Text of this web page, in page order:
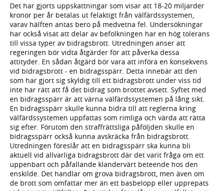
Det har gjorts uppskattningar som visar att 18-20 miljarder
kronor per år betalas ut felaktigt från välfärdssystemen,
varav hälften antas bero på medvetna fel. Undersökningar
har också visat att delar av befolkningen har en hög tolerans
till vissa typer av bidragsbrott. Utredningen anser att
regeringen bör vidta åtgärder för att påverka dessa
attityder. En sådan åtgärd bör vara att införa en konsekvens
vid bidragsbrott - en bidragsspärr. Detta innebär att den
som har gjort sig skyldig till ett bidragsbrott under viss tid
inte har rätt att få det bidrag som brottet avsett. Syftet med
en bidragsspärr är att värna välfärdssystemen på lång sikt.
En bidragsspärr skulle kunna bidra till att reglerna kring
välfärdssystemen uppfattas som rimliga och värda att rätta
sig efter. Förutom den straffrättsliga påföljden skulle en
bidragsspärr också kunna avskräcka från bidragsbrott.
Utredningen föreslår att en bidragsspärr ska kunna bli
aktuell vid allvarliga bidragsbrott där det varit fråga om ett
uppenbart och påfallande klandervärt beteende hos den
enskilde. Det handlar om grova bidragsbrott, men även om
de brott som omfattar mer än ett basbelopp eller upprepats